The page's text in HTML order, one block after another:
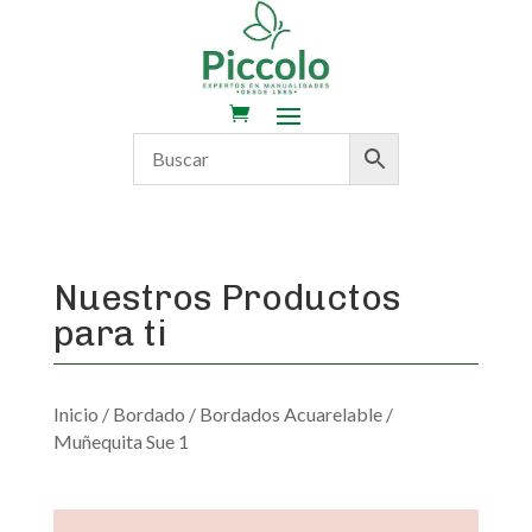
Nuestros Productos
para ti
Inicio / Bordado / Bordados Acuarelable/
Muñequita Sue 1